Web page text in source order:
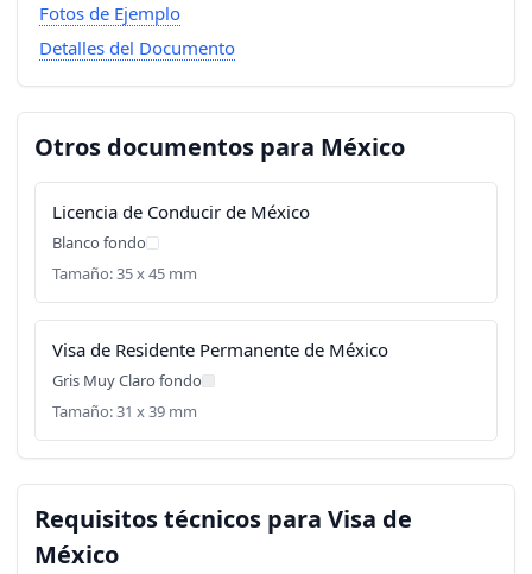
Fotos de Ejemplo
Detalles del Documento
Otros documentos para México
Licencia de Conducir de México
Blanco fondo
Tamaño: 35 x 45 mm
Visa de Residente Permanente de México
Gris Muy Claro fondo
Tamaño: 31 x 39 mm
Requisitos técnicos para Visa de
México